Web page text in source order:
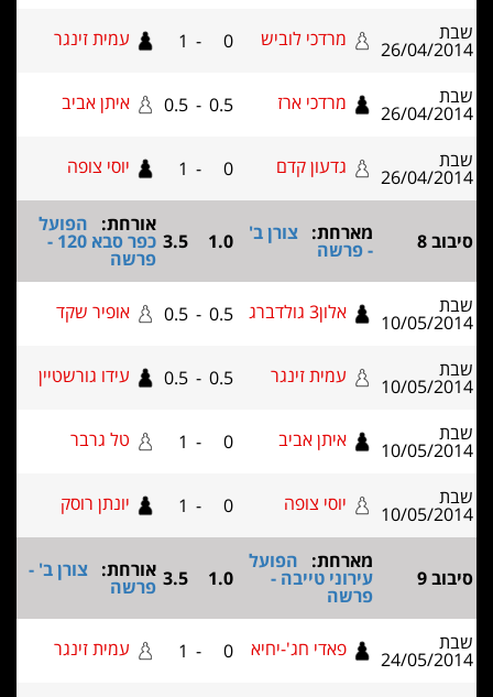
26/ מרדכי לוביש 0
- עמית זינגר
26/ מרדכי ארז 0.5
0.5 איתן אביב
26/ גדעון קדם 0 יוסי צופה
מארחת:צורן ב'
- פרשה 1.0
3.5
אורחת:הפועל
כפר סבא 120 -
10/ אלון3 גולדברג 0.5
-
0.5 אופיר שקד
10/ עמית זינגר 0.5
0.5 עידו גורשטיין
10/ איתן אביב 0 טל גרבר
10/ יוסי צופה 0 יונתן רוסק
מארחת:הפועל
עירוני טייבה - 1.0
3.5 אורחת:צורן ב' -
פרשה
24/ פאדי חג'-יחיא 0
- עמית זינגר